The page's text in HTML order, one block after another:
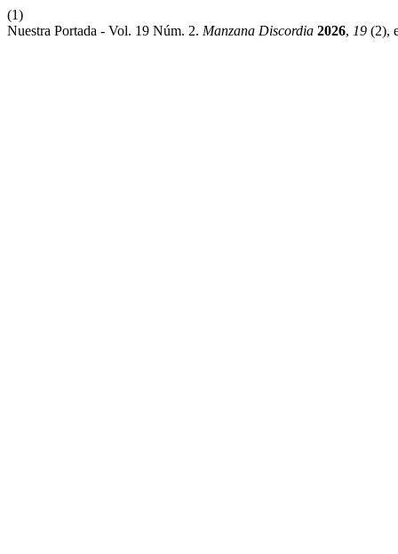
(1)
Nuestra Portada - Vol. 19 Núm. 2. Manzana Discordia 2026, 19 (2),